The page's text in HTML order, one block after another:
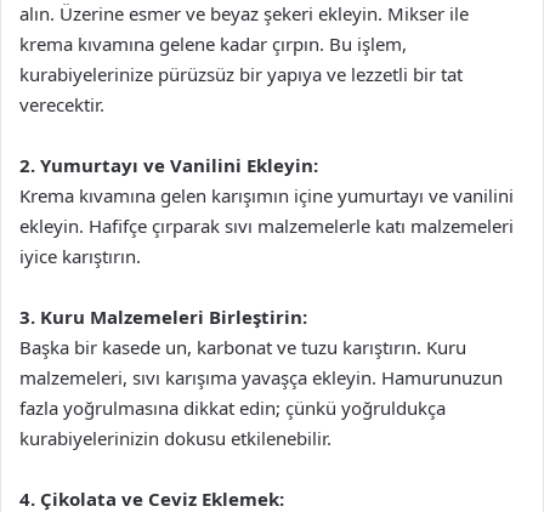
alın. Üzerine esmer ve beyaz şekeri ekleyin. Mikser ile
krema kıvamına gelene kadar çırpın. Bu işlem,
kurabiyelerinize pürüzsüz bir yapıya ve lezzetli bir tat
verecektir.
2. Yumurtayı ve Vanilini Ekleyin:
Krema kıvamına gelen karışımın içine yumurtayı ve vanilini
ekleyin. Hafifçe çırparak sıvı malzemelerle katı malzemeleri
iyice karıştırın.
3. Kuru Malzemeleri Birleştirin:
Başka bir kasede un, karbonat ve tuzu karıştırın. Kuru
malzemeleri, sıvı karışıma yavaşça ekleyin. Hamurunuzun
fazla yoğrulmasına dikkat edin; çünkü yoğruldukça
kurabiyelerinizin dokusu etkilenebilir.
4. Çikolata ve Ceviz Eklemek: